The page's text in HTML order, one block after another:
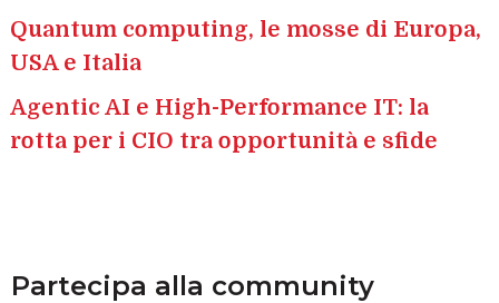
Quantum computing, le mosse di Europa,
USA e Italia
Agentic AI e High-Performance IT: la
rotta per i CIO tra opportunità e sfide
Partecipa alla community